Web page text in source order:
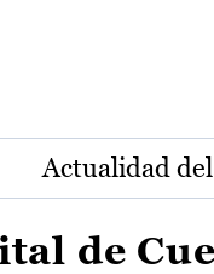
Actualidad
de